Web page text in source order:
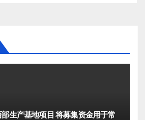
生产基地项目 将募集资金用于常